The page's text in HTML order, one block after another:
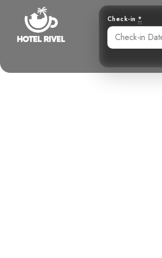
Check-in *